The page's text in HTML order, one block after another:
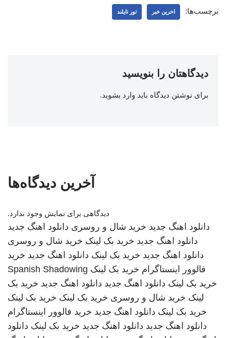
برچسب‌ها: اخرین خبر تور تایلند
دیدگاهتان را بنویسید
برای نوشتن دیدگاه باید وارد بشوید.
آخرین دیدگاه‌ها
دیدگاهی برای نمایش وجود ندارد.
دانلود اهنگ جدید خرید شال و روسری دانلود اهنگ جدید
دانلود اهنگ جدید خرید بک لینک خرید شال و روسری
دانلود اهنگ جدید خرید بک لینک دانلود اهنگ جدید خرید
فالوور اینستاگرام خرید بک لینک Spanish Shadowing
خرید بک لینک دانلود اهنگ جدید دانلود اهنگ جدید خرید بک
لینک خرید شال و روسری خرید بک لینک خرید بک لینک
خرید بک لینک دانلود اهنگ جدید خرید فالوور اینستاگرام
دانلود اهنگ جدید دانلود اهنگ جدید خرید بک لینک دانلود